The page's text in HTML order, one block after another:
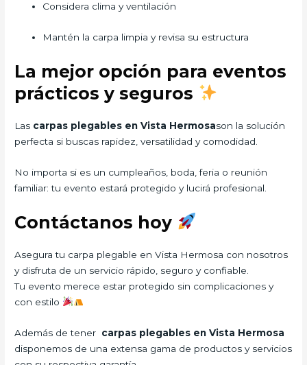
Considera clima y ventilación
Mantén la carpa limpia y revisa su estructura
La mejor opción para eventos
prácticos y seguros
Las carpas plegables en Vista Hermosason la solución
perfecta si buscas rapidez, versatilidad y comodidad.
No importa si es un cumpleaños, boda, feria o reunión
familiar: tu evento estará protegido y lucirá profesional.
Contáctanos hoy
Asegura tu carpa plegable en Vista Hermosa con nosotros
y disfruta de un servicio rápido, seguro y confiable.
Tu evento merece estar protegido sin complicaciones y
con estilo
Además de tener carpas plegables en Vista Hermosa
disponemos de una extensa gama de productos y servicios